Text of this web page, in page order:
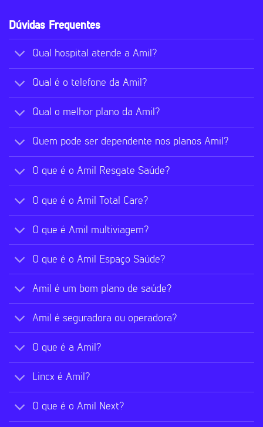
Dúvidas Frequentes
Qual hospital atende a Amil?
Qual é o telefone da Amil?
Qual o melhor plano da Amil?
Quem pode ser dependente nos planos Amil?
O que é o Amil Resgate Saúde?
O que é o Amil Total Care?
O que é Amil multiviagem?
O que é o Amil Espaço Saúde?
Amil é um bom plano de saúde?
Amil é seguradora ou operadora?
O que é a Amil?
Lincx é Amil?
O que é o Amil Next?